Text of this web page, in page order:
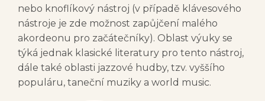
nebo knoflíkový nástroj (v případě klávesového
nástroje je zde možnost zapůjčení malého
akordeonu pro začátečníky). Oblast výuky se
týká jednak klasické literatury pro tento nástroj,
dále také oblasti jazzové hudby, tzv. vyššího
populáru, taneční muziky a world music.